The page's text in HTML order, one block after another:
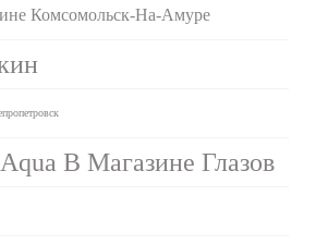
Комсомольск-На-Амуре
В Магазине Глазов